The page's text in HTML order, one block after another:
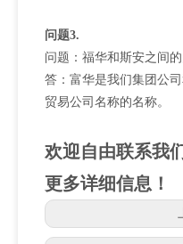
问题3.
问题：福华和斯安之间
答：富华是我们集团公
贸易公司名称的名称。
欢迎自由联系我
更多详细信息！